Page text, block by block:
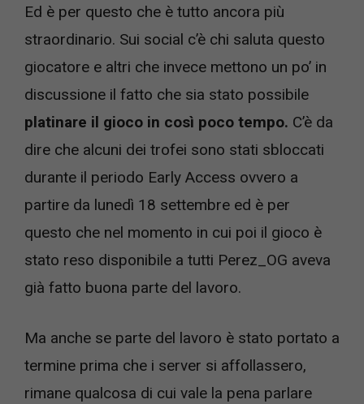
Ed è per questo che è tutto ancora più
straordinario. Sui social c’è chi saluta questo
giocatore e altri che invece mettono un po’ in
discussione il fatto che sia stato possibile
platinare il gioco in così poco tempo. C’è da
dire che alcuni dei trofei sono stati sbloccati
durante il periodo Early Access ovvero a
partire da lunedì 18 settembre ed è per
questo che nel momento in cui poi il gioco è
stato reso disponibile a tutti Perez_OG aveva
già fatto buona parte del lavoro.
Ma anche se parte del lavoro è stato portato a
termine prima che i server si affollassero,
rimane qualcosa di cui vale la pena parlare